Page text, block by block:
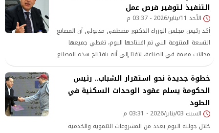
كريمة" بمحافظة المنيا. وخلال
التنفيذ لتوفير فرص عمل
الأحد 11/يناير/2026 - 03:37 م
أكد رئيس مجلس الوزراء الدكتور مصطفى مدبولي أن المصانع
التسعة المتنوعة التي تم افتتاحها اليوم، تغطي جميعها
مجالات مهمة في الصناعة، لافتا إلى أنه بافتتاح هذه المصانع
يكون إجمالي عدد المصانع التي تم تشغيلها في المنطقة
مصنعا آخر تحت التنفيذ والإنشاء، منها من 50 – 60 مصنعا من
الآلاف من فرص العم
خطوة جديدة نحو استقرار الشباب.. رئيس
الحكومة يسلم عقود الوحدات السكنية في
الطود
السبت 03/يناير/2026 - 03:31 م
خلال جولته اليوم بعدد من المشروعات التنموية والخدمية